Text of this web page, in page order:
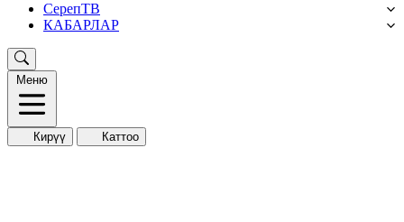
СерепТВ
КАБАРЛАР
Меню
Кирүү Каттоо